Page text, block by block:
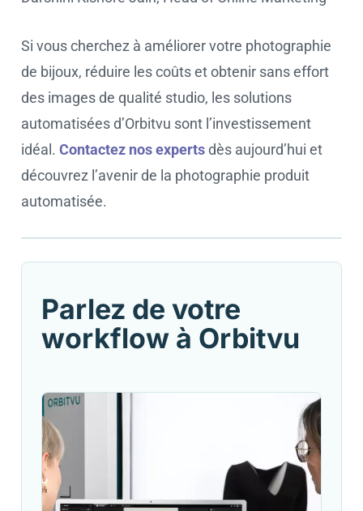
Si vous cherchez à améliorer votre photographie
de bijoux, réduire les coûts et obtenir sans effort
des images de qualité studio, les solutions
automatisées d’Orbitvu sont l’investissement
idéal. Contactez nos expertsdès aujourd’hui et
découvrez l’avenir de la photographie produit
automatisée.
Parlez de votre
workflow à Orbitvu